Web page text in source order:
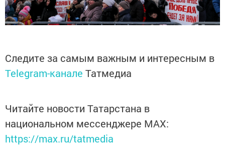
Следите за самым важным и интересным в
Telegram-канале Татмедиа
Читайте новости Татарстана в
национальном мессенджере MАХ:
https://max.ru/tatmedia